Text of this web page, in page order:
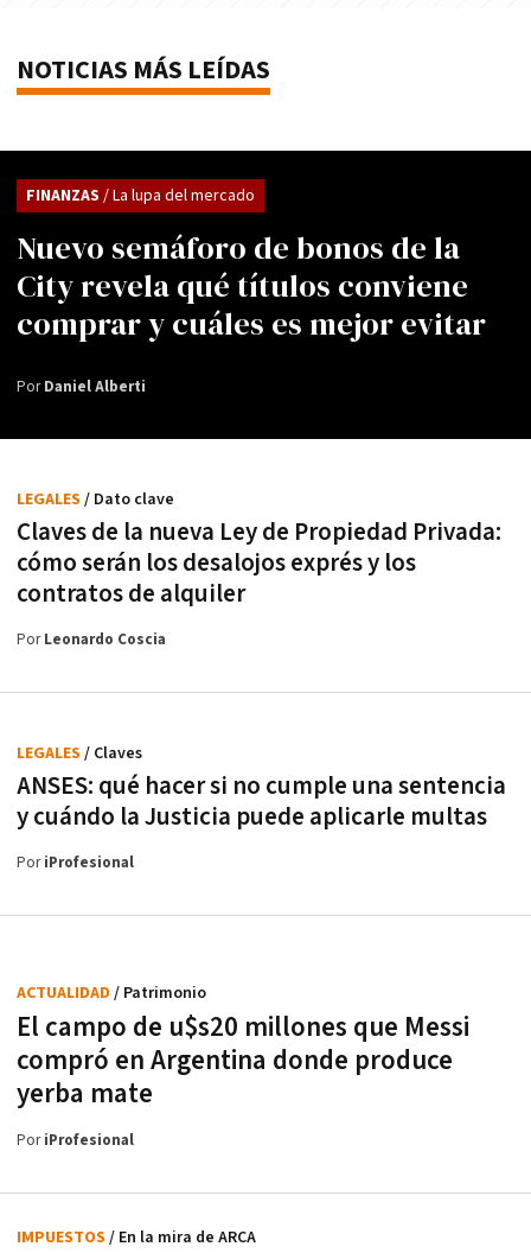
NOTICIAS MÁS LEÍDAS
Nuevo semáforo de bonos de la
City revela qué títulos conviene
comprar y cuáles es mejor evitar
FINANZAS / La lupa del mercado
PorDaniel Alberti
Claves de la nueva Ley de Propiedad Privada:
cómo serán los desalojos exprés y los
contratos de alquiler
LEGALES / Dato clave
PorLeonardo Coscia
ANSES: qué hacer si no cumple una sentencia
y cuándo la Justicia puede aplicarle multas
LEGALES / Claves
PoriProfesional
El campo de u$s20 millones que Messi
compró en Argentina donde produce
yerba mate
ACTUALIDAD / Patrimonio
PoriProfesional
IMPUESTOS / En la mira de ARCA